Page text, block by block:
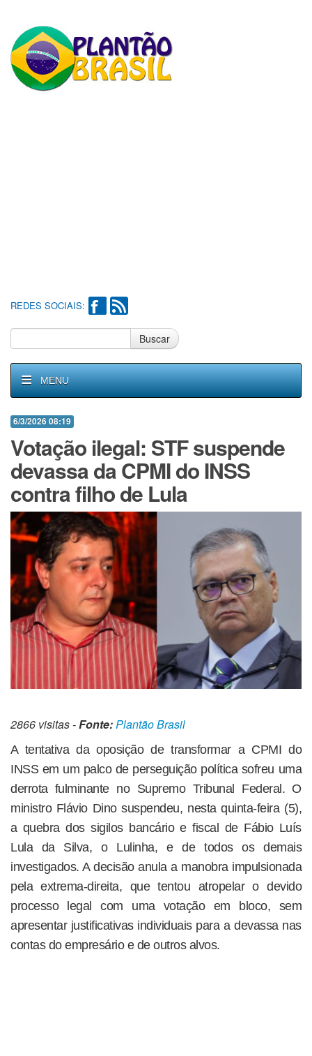
REDES SOCIAIS:
Buscar
MENU
6/3/2026 08:19
Votação ilegal: STF suspende
devassa da CPMI do INSS
contra filho de Lula
2866 visitas -Fonte:Plantão Brasil
A tentativa da oposição de transformar a CPMI do
INSS em um palco de perseguição política sofreu uma
derrota fulminante no Supremo Tribunal Federal. O
ministro Flávio Dino suspendeu, nesta quinta-feira (5),
a quebra dos sigilos bancário e fiscal de Fábio Luís
Lula da Silva, o Lulinha, e de todos os demais
investigados. A decisão anula a manobra impulsionada
pela extrema-direita, que tentou atropelar o devido
processo legal com uma votação em bloco, sem
apresentar justificativas individuais para a devassa nas
contas do empresário e de outros alvos.